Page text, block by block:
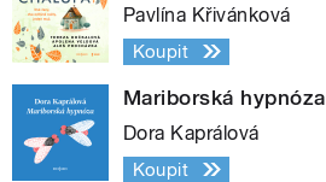
Pavlína Křivánková
Koupit
Mariborská hypnóza
Dora Kaprálová
Koupit